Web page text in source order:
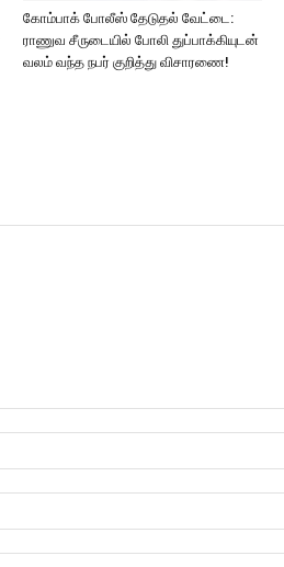
கோம்பாக் போலீஸ் தேடுதல் வேட்டை:
ராணுவ சீருடையில் போலி துப்பாக்கியுடன்
வலம் வந்த நபர் குறித்து விசாரணை!